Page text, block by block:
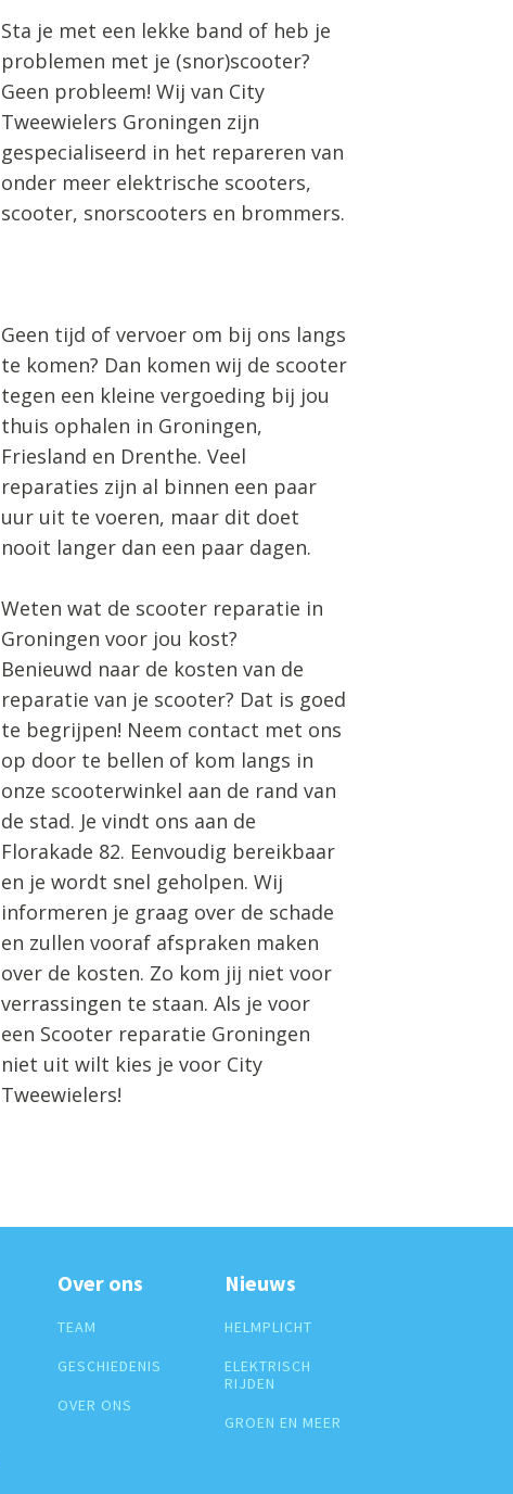
Sta je met een lekke band of heb je
problemen met je (snor)scooter?
Geen probleem! Wij van City
Tweewielers Groningen zijn
gespecialiseerd in het repareren van
onder meer elektrische scooters,
scooter, snorscooters en brommers.
Geen tijd of vervoer om bij ons langs
te komen? Dan komen wij de scooter
tegen een kleine vergoeding bij jou
thuis ophalen in Groningen,
Friesland en Drenthe. Veel
reparaties zijn al binnen een paar
uur uit te voeren, maar dit doet
nooit langer dan een paar dagen.
Weten wat de scooter reparatie in
Groningen voor jou kost?
Benieuwd naar de kosten van de
reparatie van je scooter? Dat is goed
te begrijpen! Neem contact met ons
op door te bellen of kom langs in
onze scooterwinkel aan de rand van
de stad. Je vindt ons aan de
Florakade 82. Eenvoudig bereikbaar
en je wordt snel geholpen. Wij
informeren je graag over de schade
en zullen vooraf afspraken maken
over de kosten. Zo kom jij niet voor
verrassingen te staan. Als je voor
een Scooter reparatie Groningen
niet uit wilt kies je voor City
Tweewielers!
Over ons
TEAM
GESCHIEDENIS
OVER ONS
Nieuws
HELMPLICHT
ELEKTRISCH
RIJDEN
GROEN EN MEER